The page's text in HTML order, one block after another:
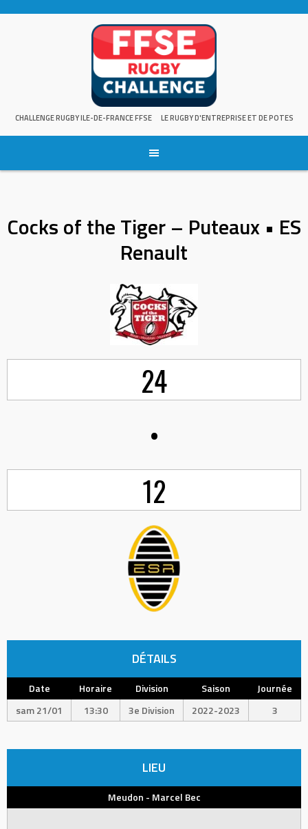
CHALLENGE RUGBY ILE-DE-FRANCE FFSE LE RUGBY D'ENTREPRISE ET DE POTES
Cocks of the Tiger – Puteaux • ES
Renault
24
•
12
DÉTAILS
Date Horaire Division Saison
Journée
sam 21/01
13:30 3e Division 2022-2023 3
LIEU
Meudon - Marcel Bec